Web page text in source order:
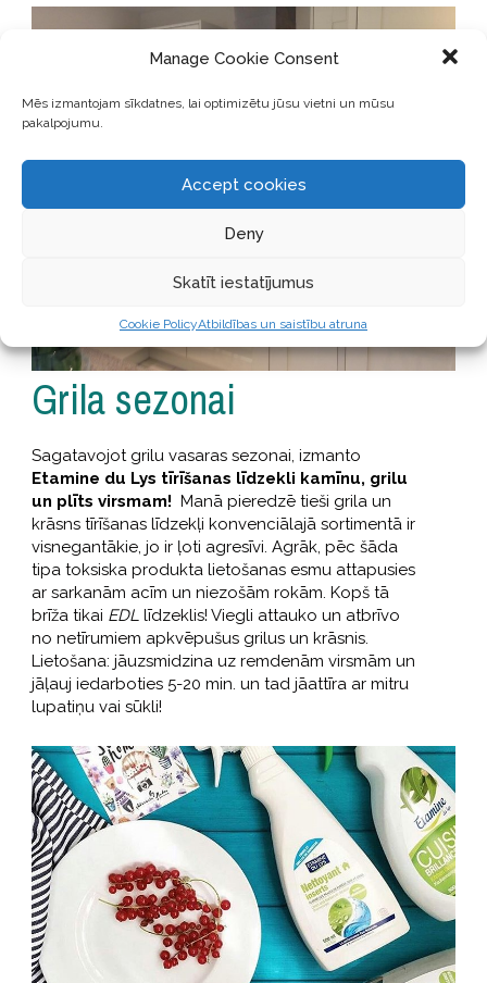
Manage Cookie Consent
Mēs izmantojam sīkdatnes, lai optimizētu jūsu vietni un mūsu
pakalpojumu.
Accept cookies
Deny
Skatīt iestatījumus
Cookie PolicyAtbildības un saistību atruna
Grila sezonai
Sagatavojot grilu vasaras sezonai, izmanto
Etamine du Lys tīrīšanas līdzekli kamīnu, grilu
un plīts virsmam!
Manā pieredzē tieši grila un
krāsns tīrīšanas līdzekļi konvenciālajā sortimentā ir
visnegantākie, jo ir ļoti agresīvi. Agrāk, pēc šāda
tipa toksiska produkta lietošanas esmu attapusies
ar sarkanām acīm un niezošām rokām. Kopš tā
brīža tikai EDLlīdzeklis! Viegli attauko un atbrīvo
no netīrumiem apkvēpušus grilus un krāsnis.
Lietošana: jāuzsmidzina uz remdenām virsmām un
jāļauj iedarboties 5-20 min. un tad jāattīra ar mitru
lupatiņu vai sūkli!